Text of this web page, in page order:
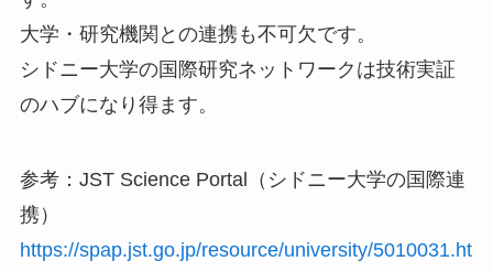
大学・研究機関との連携も不可欠です。
シドニー大学の国際研究ネットワークは技術実証
のハブになり得ます。
参考：JST Science Portal（シドニー大学の国際連
携）
https://spap.jst.go.jp/resource/university/5010031.ht